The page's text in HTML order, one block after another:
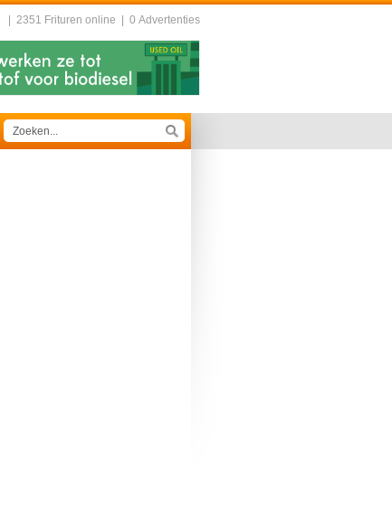
2351 Frituren online 0 Advertenties